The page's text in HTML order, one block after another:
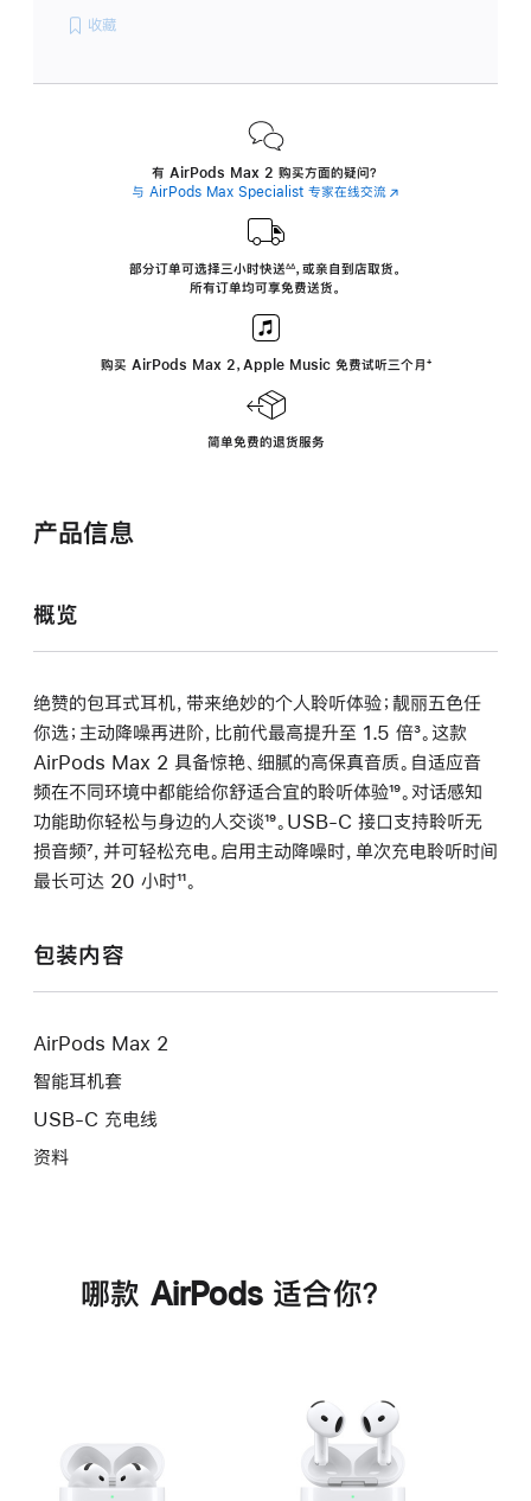
收藏
有 AirPods Max 2 购买方面的疑问？
与 AirPods Max Specialist 专家在线交流(在
中
部分订单可选择三小时快送∆∆， 或亲自到店取货。
所有订单均可享免费送货。
购买 AirPods Max 2，Apple Music 免费试听三个月 ‍脚
‍⁺
简单免费的退货服务
产品信息
概览
绝赞的包耳式耳机，带来绝妙的个人聆听体验；靓丽五色任
你选；主动降噪再进阶，比前代最高提升至 1.5 倍脚
注
³。这款
AirPods Max 2 具备惊艳、细腻的高保真音质。自适应音
频在不同环境中都能给你舒适合宜的聆听体验脚
注
¹⁹。对话感知
功能助你轻松与身边的人交谈脚
注
¹⁹。USB-C 接口支持聆听无
损音频脚
注
⁷，并可轻松充电。启用主动降噪时，单次充电聆听时间
最长可达 20 小时脚
¹¹。
包装内容
AirPods Max 2
智能耳机套
USB-C 充电线
资料
哪款 AirPods 适合你？